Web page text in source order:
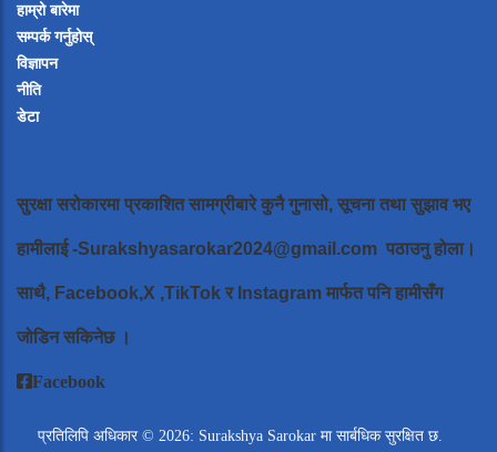
हाम्रो बारेमा
सम्पर्क गर्नुहोस्
विज्ञापन
नीति
डेटा
सुरक्षा सरोकारमा प्रकाशित सामग्रीबारे कुनै गुनासो, सूचना तथा सुझाव भए
हामीलाई-Surakshyasarokar2024@gmail.com पठाउनु होला।
साथै, Facebook,X ,TikTok र Instagram मार्फत पनि हामीसँग
जोडिन सकिनेछ ।
Facebook
प्रतिलिपि अधिकार © 2026: Surakshya Sarokar मा सार्बधिक सुरक्षित छ.